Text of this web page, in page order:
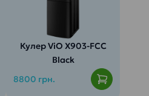
Договорная
Кулер ViO Х903-FCC
Black
8800 грн.